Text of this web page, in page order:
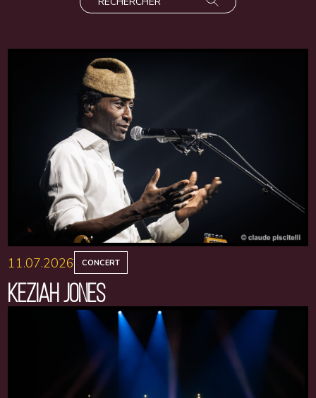
11.07.2026 CONCERT
KEZIAH JONES